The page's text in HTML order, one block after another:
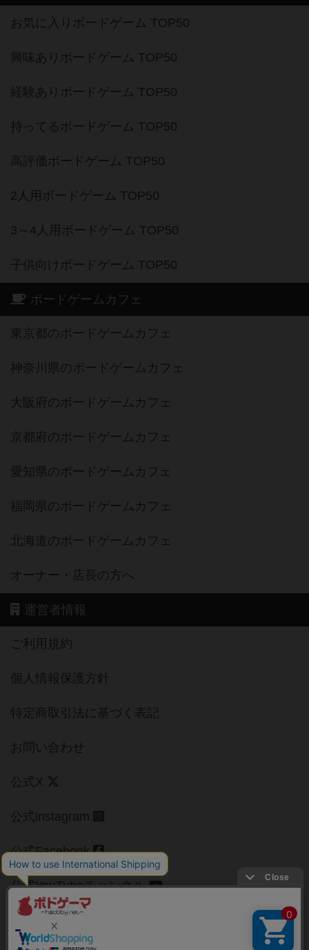
お気に入りボードゲーム TOP50
興味ありボードゲーム TOP50
経験ありボードゲーム TOP50
持ってるボードゲーム TOP50
高評価ボードゲーム TOP50
2人用ボードゲーム TOP50
3～4人用ボードゲーム TOP50
子供向けボードゲーム TOP50
ボードゲームカフェ
東京都のボードゲームカフェ
神奈川県のボードゲームカフェ
大阪府のボードゲームカフェ
京都府のボードゲームカフェ
愛知県のボードゲームカフェ
福岡県のボードゲームカフェ
北海道のボードゲームカフェ
オーナー・店長の方へ
運営者情報
ご利用規約
個人情報保護方針
特定商取引法に基づく表記
お問い合わせ
公式X
公式instagram
公式Facebook
公式YouTubeチャンネル